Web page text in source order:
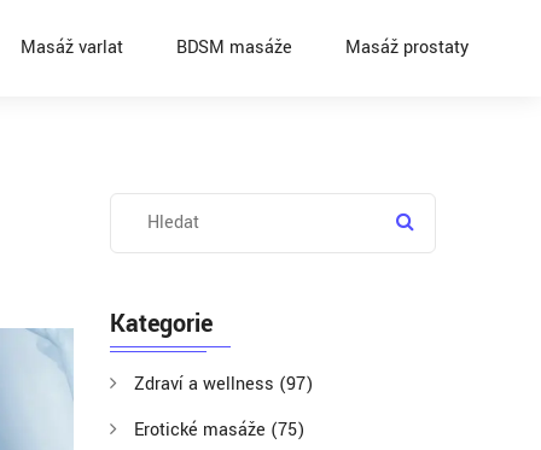
Masáž varlat BDSM masáže Masáž prostaty
Kategorie
Zdraví a wellness (97)
Erotické masáže (75)